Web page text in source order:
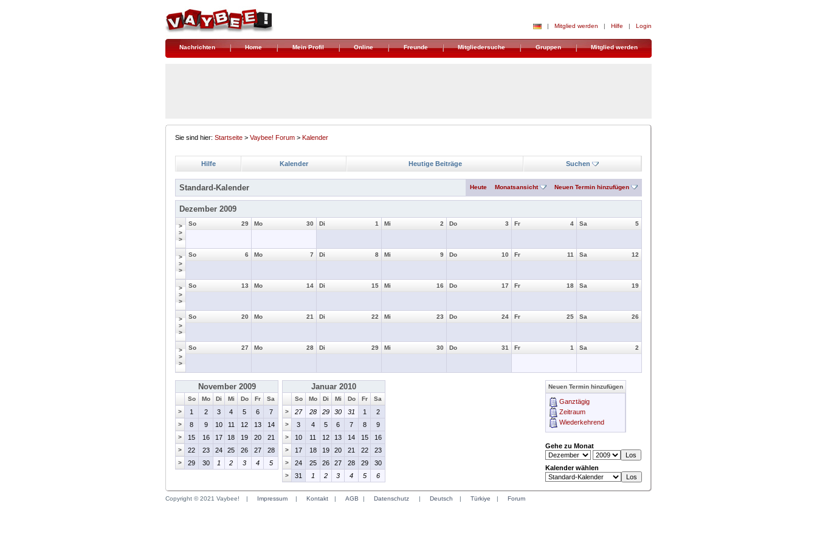
| Mitglied werden | Hilfe | Login
Nachrichten Home Mein Profil Online Freunde Mitgliedersuche Gruppen Mitglied werden
Sie sind hier: Startseite > Vaybee! Forum > Kalender
Hilfe Kalender Heutige Beiträge Suchen
Standard-Kalender Heute Monatsansicht Neuen Termin hinzufügen
Dezember 2009
>
>
>
29
So 30
Mo 1
Di 2
Mi 3
Do 4
Fr 5
Sa
>
>
>
6
So 7
Mo 8
Di 9
Mi 10
Do 11
Fr 12
Sa
>
>
>
13
So 14
Mo 15
Di 16
Mi 17
Do 18
Fr 19
Sa
>
>
>
20
So 21
Mo 22
Di 23
Mi 24
Do 25
Fr 26
Sa
>
>
>
27
So 28
Mo 29
Di 30
Mi 31
Do 1
Fr 2
Sa
November 2009
So Mo Di Mi Do Fr
Sa
>
1 2 3 4 5 6 7
> 8 9 10 11 12 13 14
> 15 16 17 18 19 20 21
> 22 23 24 25 26 27 28
> 29 30 1 2 3 4 5
Januar 2010
So Mo Di Mi Do Fr
Sa
>
27 28 29 30 31 1 2
> 3 4 5 6 7 8 9
> 10 11 12 13 14 15 16
> 17 18 19 20 21 22 23
> 24 25 26 27 28 29 30
> 31 1 2 3 4 5 6
Neuen Termin hinzufügen
Ganztägig
Zeitraum
Wiederkehrend
Gehe zu Monat
Kalender wählen
Copyright © 2021 Vaybee! | Impressum | Kontakt | AGB | Datenschutz | Deutsch | Türkiye | Forum